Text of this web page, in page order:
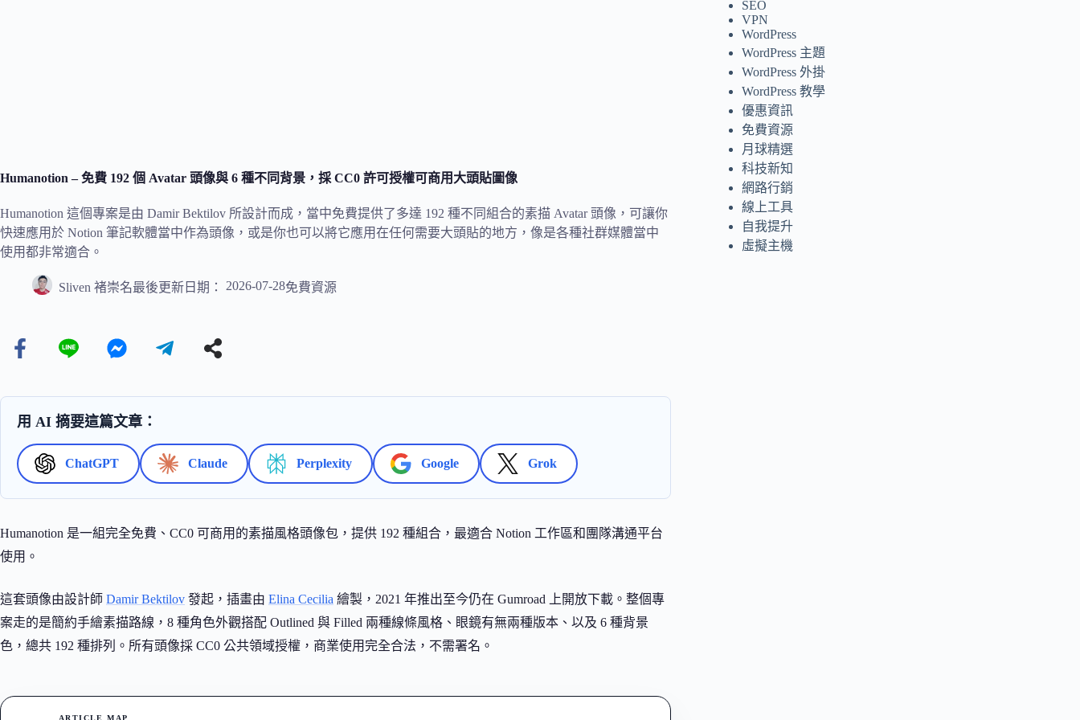
Humanotion – 免費 192 個 Avatar 頭像與 6 種不同背景，採 CC0 許可授權可商用大頭貼圖像
Humanotion 這個專案是由 Damir Bektilov 所設計而成，當中免費提供了多達 192 種不同組合的素描 Avatar 頭像，可讓你
快速應用於 Notion 筆記軟體當中作為頭像，或是你也可以將它應用在任何需要大頭貼的地方，像是各種社群媒體當中
使用都非常適合。
Sliven 褚崇名最後更新日期： 2026-07-28免費資源
用 AI 摘要這篇文章：
ChatGPT Claude Perplexity Google Grok
Humanotion 是一組完全免費、CC0 可商用的素描風格頭像包，提供 192 種組合，最適合 Notion 工作區和團隊溝通平台
使用。
這套頭像由設計師 Damir Bektilov 發起，插畫由 Elina Cecilia 繪製，2021 年推出至今仍在 Gumroad 上開放下載。整個專
案走的是簡約手繪素描路線，8 種角色外觀搭配 Outlined 與 Filled 兩種線條風格、眼鏡有無兩種版本、以及 6 種背景
色，總共 192 種排列。所有頭像採 CC0 公共領域授權，商業使用完全合法，不需署名。
ARTICLE MAP
SEO
VPN
WordPress
WordPress 主題
WordPress 外掛
WordPress 教學
優惠資訊
免費資源
月球精選
科技新知
網路行銷
線上工具
自我提升
虛擬主機